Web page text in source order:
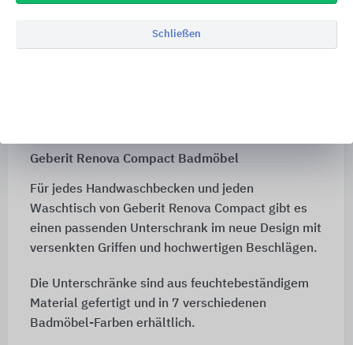
Geberit Renova Compact Badmöbel
Für jedes Handwaschbecken und jeden
Waschtisch von Geberit Renova Compact gibt es
einen passenden Unterschrank im neue Design mit
versenkten Griffen und hochwertigen Beschlägen.
Die Unterschränke sind aus feuchtebeständigem
Material gefertigt und in 7 verschiedenen
Badmöbel-Farben erhältlich.
Schließen